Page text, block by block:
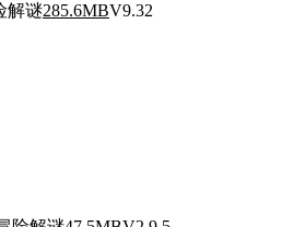
解谜285.6MBV9.32